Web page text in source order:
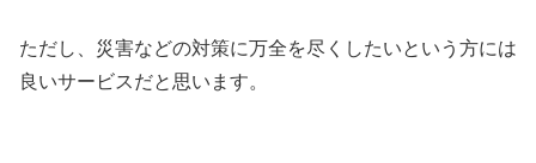
ただし、災害などの対策に万全を尽くしたいという方には
良いサービスだと思います。